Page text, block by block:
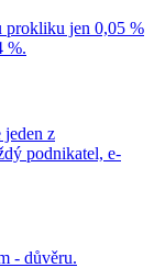
prokliku jen 0,05 %
%.
z
podnikatel, e-
- důvěru.